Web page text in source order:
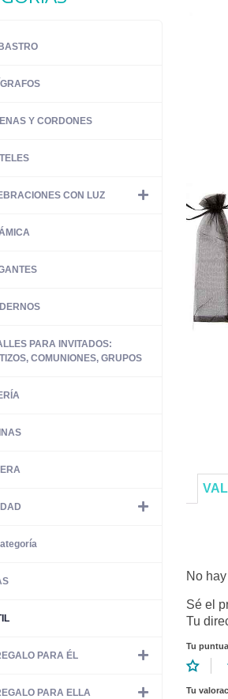
No
Sé el
Tu
Tu
Tu
Y CORDONES
CON LUZ
PARA INVITADOS:
COMUNIONES, GRUPOS
PARA ÉL
PARA ELLA